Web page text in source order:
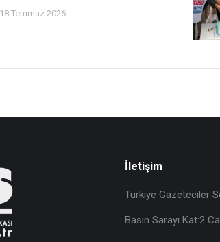
18 Temmuz 2026
İletişim
Türkiye Gazeteciler
Basın Sarayı Kat:2